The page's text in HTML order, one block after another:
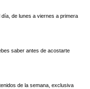
de lunes a viernes a primera
saber antes de acostarte
de la semana, exclusiva